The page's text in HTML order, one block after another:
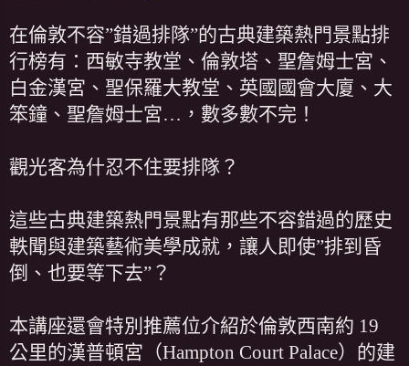
在倫敦不容”錯過排隊”的古典建築熱門景點排
行榜有：西敏寺教堂、倫敦塔、聖詹姆士宮、
白金漢宮、聖保羅大教堂、英國國會大廈、大
笨鐘、聖詹姆士宮…，數多數不完！
觀光客為什忍不住要排隊？
這些古典建築熱門景點有那些不容錯過的歷史
軼聞與建築藝術美學成就，讓人即使”排到昏
倒、也要等下去”？
本講座還會特別推薦位介紹於倫敦西南約 19
公里的漢普頓宮（Hampton Court Palace）的建